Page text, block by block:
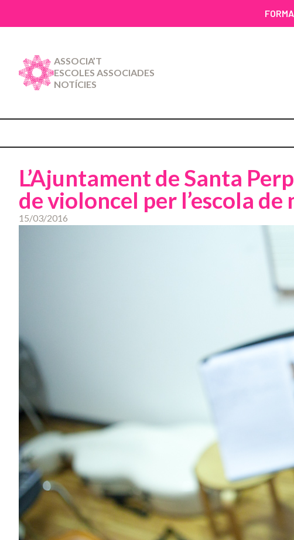
ASSOCIA’T
ESCOLES ASSOCIADES
NOTÍCIES
L’Ajuntament de Santa
de violoncel per l’escola de
15/03/2016